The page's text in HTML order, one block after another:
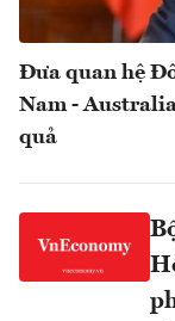
Đưa quan hệ
Nam -
quả